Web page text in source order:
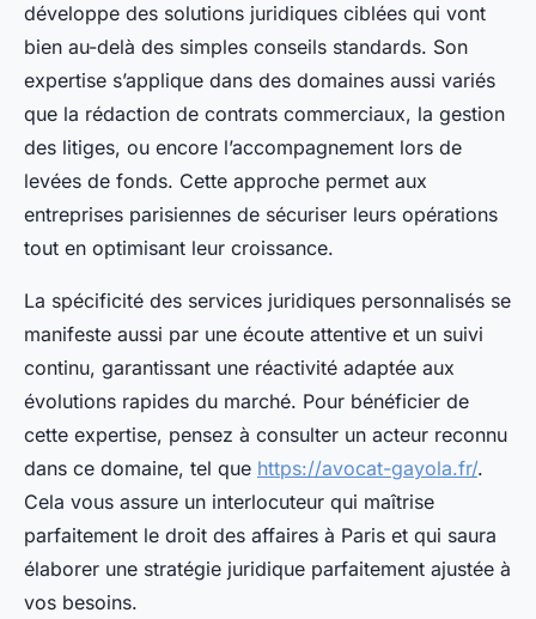
développe des solutions juridiques ciblées qui vont
bien au-delà des simples conseils standards. Son
expertise s’applique dans des domaines aussi variés
que la rédaction de contrats commerciaux, la gestion
des litiges, ou encore l’accompagnement lors de
levées de fonds. Cette approche permet aux
entreprises parisiennes de sécuriser leurs opérations
tout en optimisant leur croissance.
La spécificité des services juridiques personnalisés se
manifeste aussi par une écoute attentive et un suivi
continu, garantissant une réactivité adaptée aux
évolutions rapides du marché. Pour bénéficier de
cette expertise, pensez à consulter un acteur reconnu
dans ce domaine, tel que https://avocat-gayola.fr/.
Cela vous assure un interlocuteur qui maîtrise
parfaitement le droit des affaires à Paris et qui saura
élaborer une stratégie juridique parfaitement ajustée à
vos besoins.